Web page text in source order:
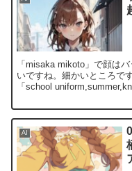
「misaka mikoto」で顔は
いですね。細かいところで
「school
AI